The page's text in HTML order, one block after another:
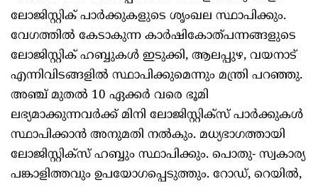
ലോജിസ്റ്റിക് പാർക്കുകളുടെ ശൃംഖല സ്ഥാപിക്കും.
വേഗത്തിൽ കേടാകുന്ന കാർഷികോത്പന്നങ്ങളുടെ
ലോജിസ്റ്റിക് ഹബ്ബുകൾ ഇടുക്കി, ആലപ്പുഴ, വയനാട്
എന്നിവിടങ്ങളിൽ സ്ഥാപിക്കുമെന്നും മന്ത്രി പറഞ്ഞു.
അഞ്ച് മുതൽ 10 ഏക്കർ വരെ ഭൂമി
ലഭ്യമാക്കുന്നവർക്ക് മിനി ലോജിസ്റ്റിക്സ് പാർക്കുകൾ
സ്ഥാപിക്കാൻ അനുമതി നൽകും. മധ്യഭാഗത്തായി
ലോജിസ്റ്റിക്സ് ഹബ്ബും സ്ഥാപിക്കും. പൊതു- സ്വകാര്യ
പങ്കാളിത്തവും ഉപയോഗപ്പെടുത്തും. റോഡ്, റെയിൽ,